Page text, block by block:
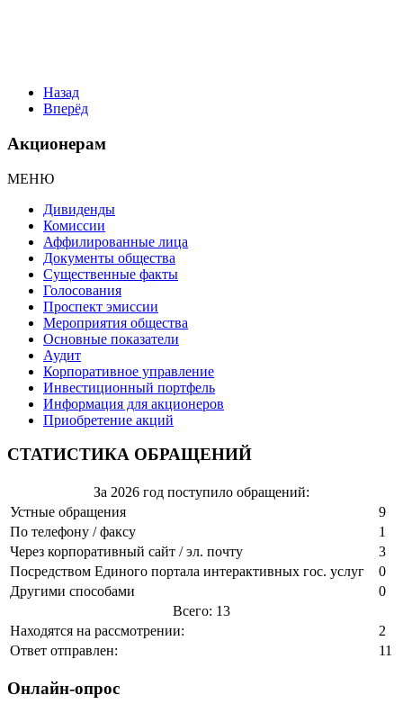
Назад
Вперёд
Акционерам
МЕНЮ
Дивиденды
Комиссии
Аффилированные лица
Документы общества
Существенные факты
Голосования
Проспект эмиссии
Мероприятия общества
Основные показатели
Аудит
Корпоративное управление
Инвестиционный портфель
Информация для акционеров
Приобретение акций
СТАТИСТИКА ОБРАЩЕНИЙ
За 2026 год поступило обращений:
Устные обращения
9
По телефону / факсу
1
Через корпоративный сайт / эл. почту
3
Посредством Единого портала интерактивных гос. услуг
0
Другими способами
0
Всего: 13
Находятся на рассмотрении:
2
Ответ отправлен:
11
Онлайн-опрос